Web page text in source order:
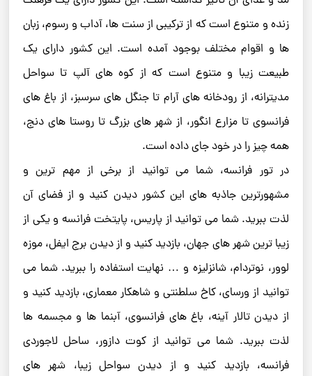
زنده و متنوع است که از ترکیبی از سنت ها، آداب و رسوم، زبان
ها و اقوام مختلف بوجود آمده است. این کشور دارای یک
طبیعت زیبا و متنوع است که از کوه های آلپ تا سواحل
مدیترانه، از رودخانه های آرام تا جنگل های سرسبز، از باغ های
فرانسوی تا مزارع انگور، از شهر های بزرگ تا روستا های دنج،
همه چیز را در خود جای داده است.
در تور فرانسه، شما می توانید از برخی از مهم ترین و
مشهورترین جاذبه های این کشور دیدن کنید و از فضای آن
لذت ببرید. شما می توانید از پاریس، پایتخت فرانسه و یکی از
زیبا ترین شهر های جهان، بازدید کنید و از دیدن برج ایفل، موزه
لوور، نوتردام، شانزلیزه و … نهایت استفاده را ببرید. شما می
توانید از ورسای، کاخ سلطنتی و شاهکار معماری، بازدید کنید و
از دیدن تالار آینه، باغ های فرانسوی، آبنما ها و مجسمه ها
لذت ببرید. شما می توانید از کوت دازور، ساحل لاجوردی
فرانسه، بازدید کنید و از دیدن سواحل زیبا، شهر های